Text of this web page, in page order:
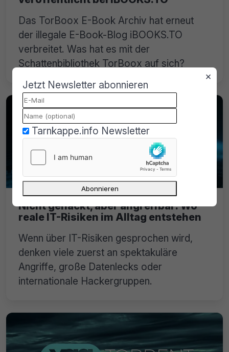
Das TorBoox E-Book Archiv hat erneut
der illegale E-Book-Blog iBOOKS.TO
verbreitet. Was hat es mit der
Schattenbibliothek TorBoox auf sich?
Nicht gehackt, aber angreifbar: Wo
reale IT-Risiken im Alltag entstehen
Wenn über IT-Risiken gesprochen wird,
denken viele zuerst an spektakuläre
Angriffe, große Datenlecks oder
internationale Hackergruppen.
×
Jetzt Newsletter abonnieren
Tarnkappe.info Newsletter